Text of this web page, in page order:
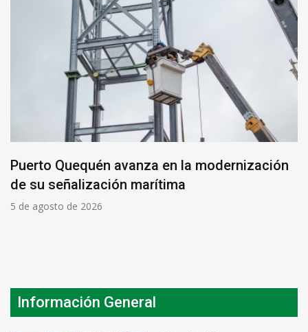
Puerto Quequén avanza en la modernización
de su señalización marítima
5 de agosto de 2026
Información General